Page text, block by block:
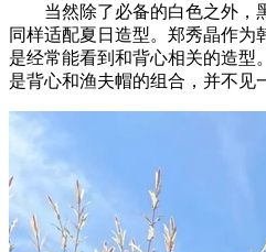
当然除了必备的白色之外，
同样适配夏日造型。郑秀晶作为
是经常能看到和背心相关的造型
是背心和渔夫帽的组合，并不见